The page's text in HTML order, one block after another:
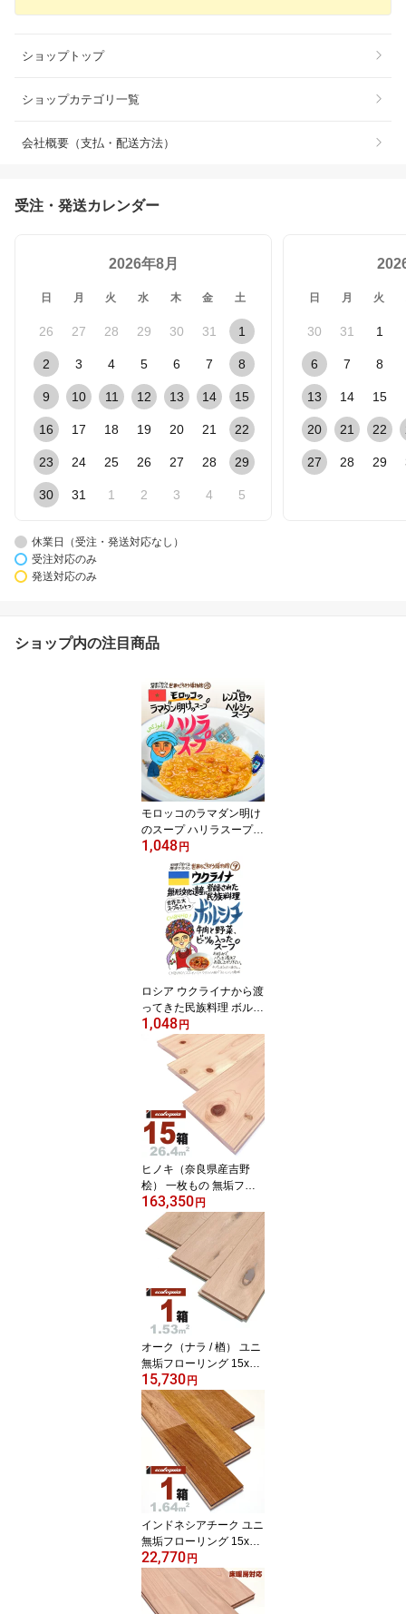
ショップトップ
ショップカテゴリ一覧
会社概要（支払・配送方法）
受注・発送カレンダー
2026年8月
日 月 火 水 木 金 土
26 27 28 29 30 31 1
2 3 4 5 6 7 8
9 10 11 12 13 14 15
16 17 18 19 20 21 22
23 24 25 26 27 28 29
30 31 1 2 3 4 5
日 月 火
30 31 1
6 7 8
13 14 15
20 21 22
27 28 29
休業日（受注・発送対応なし）
受注対応のみ
発送対応のみ
ショップ内の注目商品
モロッコのラマダン明け
のスープ ハリラスープ
（200g/1人前）レトルト
食品 スープ 世界のごち
そう博物館 保存食 SDGs
おうち時間充実 キャンプ
飯 旅行気分 海外旅行 世
界旅行
1,048 円
ロシア ウクライナから渡
ってきた民族料理 ボルシ
チ（200g/1人前）レトル
ト 食品 スープ 世界のご
ちそう博物館 保存食 SD
Gs おうち時間充実 キャ
ンプ飯 旅行気分 海外旅
行 世界旅行
1,048 円
ヒノキ（奈良県産吉野
桧） 一枚もの 無垢フロ
ーリング 15x110x2000m
m【普及品】無塗装 奈良
県産 吉野桧 国産材 地産
地消 檜 ひのき 無垢材 天
然木 床材 無垢床 無垢床
フローリング フロア DIY
板材
163,350 円
オーク（ナラ / 楢） ユニ
無垢フローリング 15x12
0x1820mm【ラスティッ
ク】自然塗料（白木オイ
ル仕上げ） ナラ 楢 ブル
ックリンスタイル インダ
ストリアル 虎斑 ナチュ
ラル 無垢材 天然木 床材
無垢床 無垢床 フローリ
ング フロア DIY 板材
15,730 円
インドネシアチーク ユニ
無垢フローリング 15x90
x1820mm【プレミア
ム】無塗装 アジアンテイ
スト リゾート 無垢材 天
然木 床材 無垢床 無垢床
22,770 円